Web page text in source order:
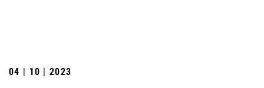
04 | 10 | 2023